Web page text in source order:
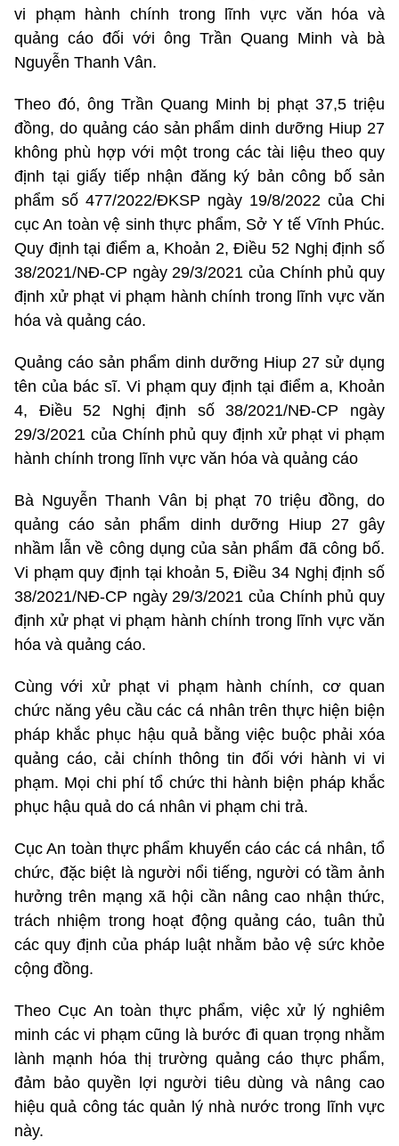
vi phạm hành chính trong lĩnh vực văn hóa và
quảng cáo đối với ông Trần Quang Minh và bà
Nguyễn Thanh Vân.
Theo đó, ông Trần Quang Minh bị phạt 37,5 triệu
đồng, do quảng cáo sản phẩm dinh dưỡng Hiup 27
không phù hợp với một trong các tài liệu theo quy
định tại giấy tiếp nhận đăng ký bản công bố sản
phẩm số 477/2022/ĐKSP ngày 19/8/2022 của Chi
cục An toàn vệ sinh thực phẩm, Sở Y tế Vĩnh Phúc.
Quy định tại điểm a, Khoản 2, Điều 52 Nghị định số
38/2021/NĐ-CP ngày 29/3/2021 của Chính phủ quy
định xử phạt vi phạm hành chính trong lĩnh vực văn
hóa và quảng cáo.
Quảng cáo sản phẩm dinh dưỡng Hiup 27 sử dụng
tên của bác sĩ. Vi phạm quy định tạiđiểm a, Khoản
4, Điều 52 Nghị định số 38/2021/NĐ-CP ngày
29/3/2021 của Chính phủ quy định xử phạt vi phạm
hành chính trong lĩnh vực văn hóa và quảng cáo
Bà Nguyễn Thanh Vân bị phạt 70 triệu đồng, do
quảng cáo sản phẩm dinh dưỡng Hiup 27 gây
nhầm lẫn về công dụng của sản phẩm đã công bố.
Vi phạmquy định tại khoản 5, Điều 34 Nghị định số
38/2021/NĐ-CP ngày 29/3/2021 của Chính phủ quy
định xử phạt vi phạm hành chính trong lĩnh vực văn
hóa và quảng cáo.
Cùng với xử phạt vi phạm hành chính, cơ quan
chức năng yêu cầu các cá nhân trên thực hiện biện
pháp khắc phục hậu quả bằng việc buộc phải xóa
quảng cáo, cải chính thông tin đối với hành vi vi
phạm. Mọi chi phí tổ chức thi hành biện pháp khắc
phục hậu quả do cá nhân vi phạm chi trả.
Cục An toàn thực phẩm khuyến cáo các cá nhân, tổ
chức, đặc biệt là người nổi tiếng, người có tầm ảnh
hưởng trên mạng xã hội cần nâng cao nhận thức,
trách nhiệm trong hoạt động quảng cáo, tuân thủ
các quy định của pháp luật nhằm bảo vệ sức khỏe
cộng đồng.
Theo Cục An toàn thực phẩm, việc xử lý nghiêm
minh các vi phạm cũng là bước đi quan trọng nhằm
lành mạnh hóa thị trường quảng cáo thực phẩm,
đảm bảo quyền lợi người tiêu dùng và nâng cao
hiệu quả công tác quản lý nhà nước trong lĩnh vực
này.